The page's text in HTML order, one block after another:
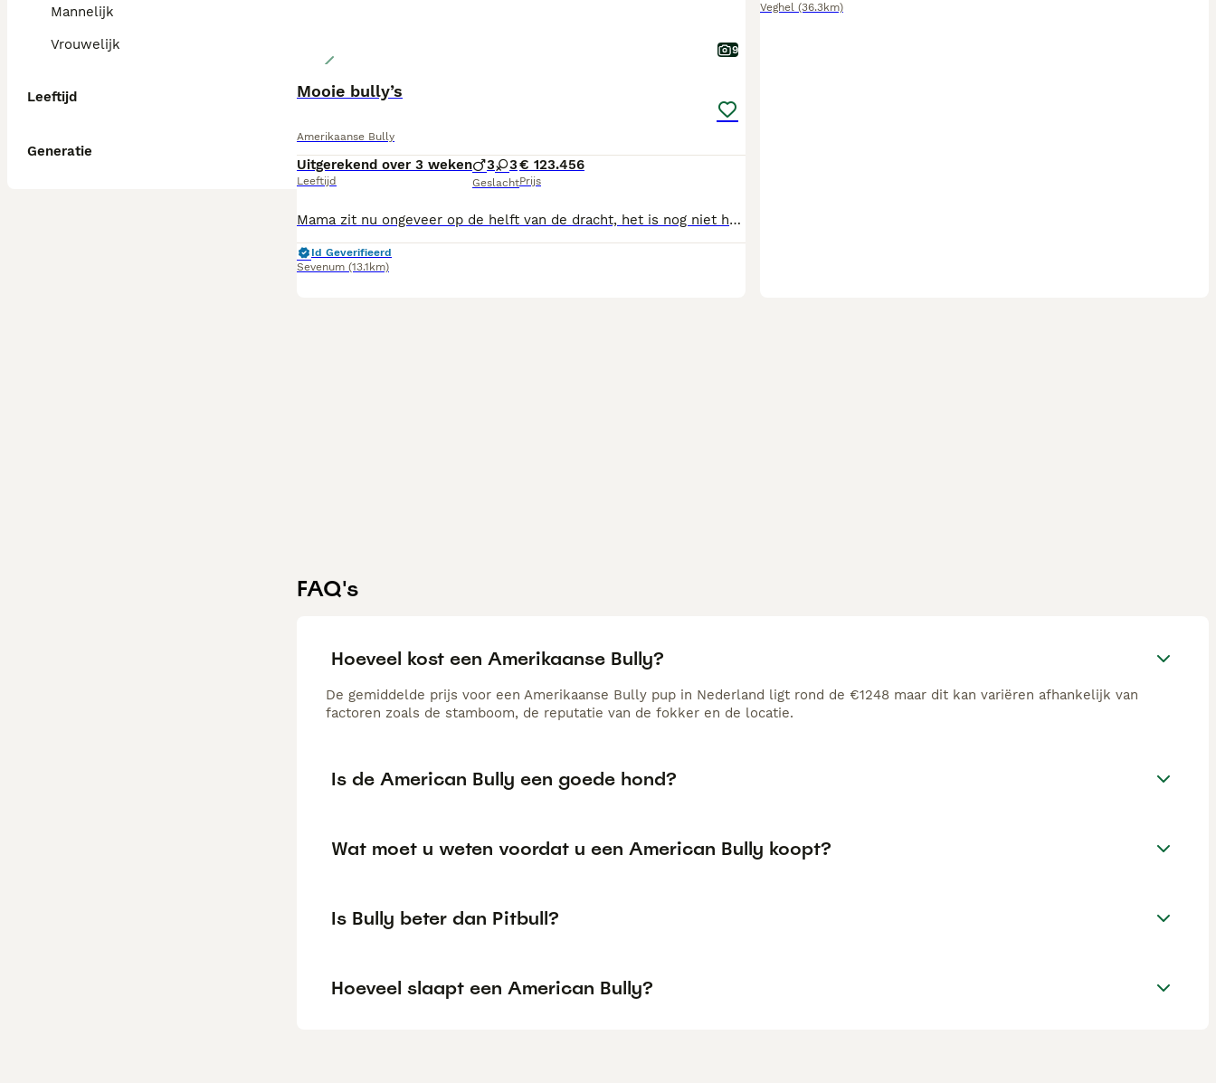
Mannelijk
Vrouwelijk
Leeftijd
Generatie
9
Mooie bully’s
Amerikaanse Bully
Uitgerekend over 3 weken
Leeftijd
3 3
Geslacht
€ 123.456
Prijs
Mama zit nu ongeveer op de helft van de dracht, het is nog niet helemaal duidelijk hoeveel pups er zijn maar we blijven dit natuurlijk updaten! American bully kennel club Met stamboom. Papa is Blue blotched met white trim
Id Geverifieerd
Sevenum (13.1km)
Veghel (36.3km)
FAQ's
Hoeveel kost een Amerikaanse Bully?
De gemiddelde prijs voor een Amerikaanse Bully pup in Nederland ligt rond de €1248 maar dit kan variëren afhankelijk van
factoren zoals de stamboom, de reputatie van de fokker en de locatie.
Is de American Bully een goede hond?
Wat moet u weten voordat u een American Bully koopt?
Is Bully beter dan Pitbull?
Hoeveel slaapt een American Bully?